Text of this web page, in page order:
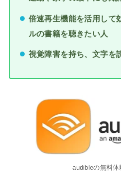
倍速再生機能を活用して
ルの書籍を聴きたい人
視覚障害を持ち、文字を
audibleの無料体